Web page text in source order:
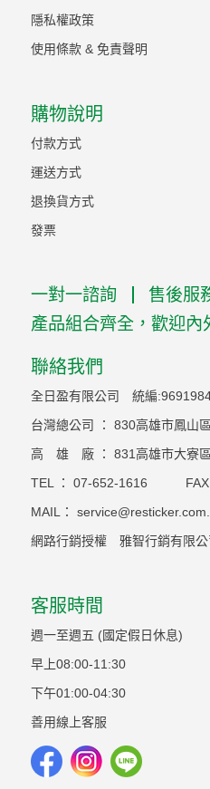
隱私權政策
使用條款 & 免責聲明
購物說明
付款方式
運送方式
退換貨方式
發票
一對一諮詢
售後服
產品組合齊全，歡迎內
聯絡我們
全日盈有限公司 統編
台灣總公司 ： 830高雄市鳳山
高 雄 廠 ： 831高雄市大寮區
TEL ： 07-652-1616 FAX
MAIL：
網路行銷授權 雅智行銷有限
客服時間
週一至週五 (國定假日休息)
早上08:00-11:30
下午01:00-04:30
善用線上客服